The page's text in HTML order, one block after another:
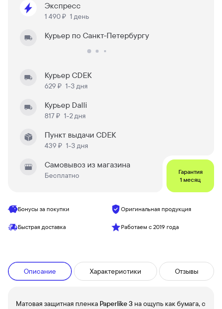
Экспресс
1 490 ₽ 1 день
Курьер по Санкт-Петербургу
Курьер CDEK
629 ₽ 1-3 дня
Курьер Dalli
817 ₽ 1-2 дня
Пункт выдачи CDEK
439 ₽ 1-3 дня
Самовывоз из магазина
Бесплатно
Гарантия
1 месяц
Бонусы за покупки Оригинальная продукция
Быстрая доставка Работаем с 2019 года
Описание Характеристики Отзывы
Матовая защитная пленка Paperlike 3 на ощупь как бумага, с